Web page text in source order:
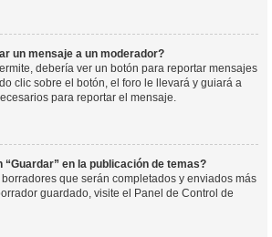
un mensaje a un moderador?
debería ver un botón para reportar mensajes
clic sobre el botón, el foro le llevará y guiará a
para reportar el mensaje.
“Guardar” en la publicación de temas?
que serán completados y enviados más
guardado, visite el Panel de Control de